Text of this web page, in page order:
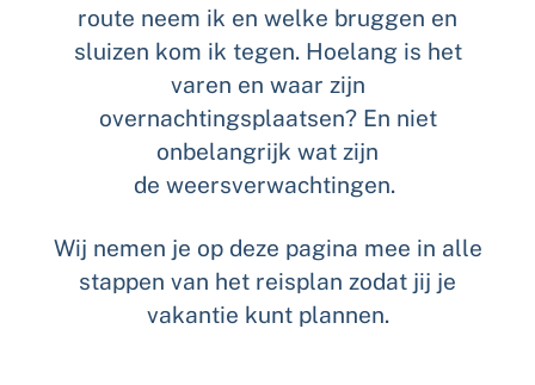
route neem ik en welke bruggen en
sluizen kom ik tegen. Hoelang is het
varen en waar zijn
overnachtingsplaatsen? En niet
onbelangrijk wat zijn
de weersverwachtingen.
Wij nemen je op deze pagina mee in alle
stappen van het reisplan zodat jij je
vakantie kunt plannen.